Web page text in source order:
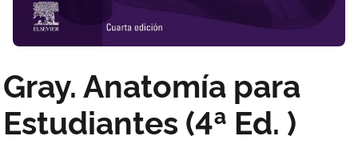
Gray. Anatomía para
Estudiantes (4ª Ed. )